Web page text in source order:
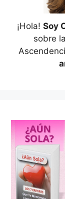
¡Hola! Soy
sobre